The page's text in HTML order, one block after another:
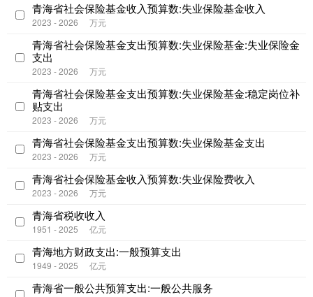
青海省社会保险基金收入预算数:失业保险基金收入
2023 - 2026 万元
青海省社会保险基金支出预算数:失业保险基金:失业保险金
支出
2023 - 2026 万元
青海省社会保险基金支出预算数:失业保险基金:稳定岗位补
贴支出
2023 - 2026 万元
青海省社会保险基金支出预算数:失业保险基金支出
2023 - 2026 万元
青海省社会保险基金收入预算数:失业保险费收入
2023 - 2026 万元
青海省税收收入
1951 - 2025 亿元
青海地方财政支出:一般预算支出
1949 - 2025 亿元
青海省一般公共预算支出:一般公共服务